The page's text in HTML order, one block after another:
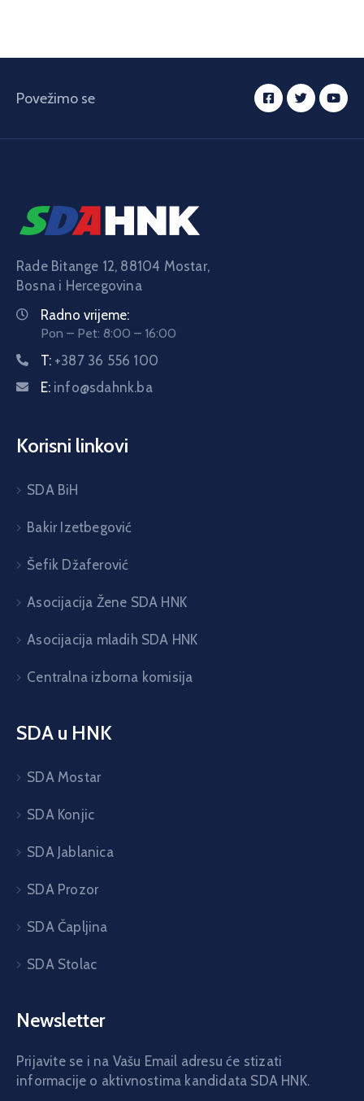
Povežimo se
Rade Bitange 12, 88104 Mostar,
Bosna i Hercegovina
Radno vrijeme:
Pon – Pet: 8:00 – 16:00
T: +387 36 556 100
E: info@sdahnk.ba
Korisni linkovi
SDA BiH
Bakir Izetbegović
Šefik Džaferović
Asocijacija Žene SDA HNK
Asocijacija mladih SDA HNK
Centralna izborna komisija
SDA u HNK
SDA Mostar
SDA Konjic
SDA Jablanica
SDA Prozor
SDA Čapljina
SDA Stolac
Newsletter
Prijavite se i na Vašu Email adresu će stizati
informacije o aktivnostima kandidata SDA HNK.